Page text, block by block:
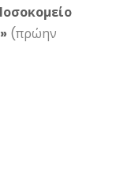
(πρώην